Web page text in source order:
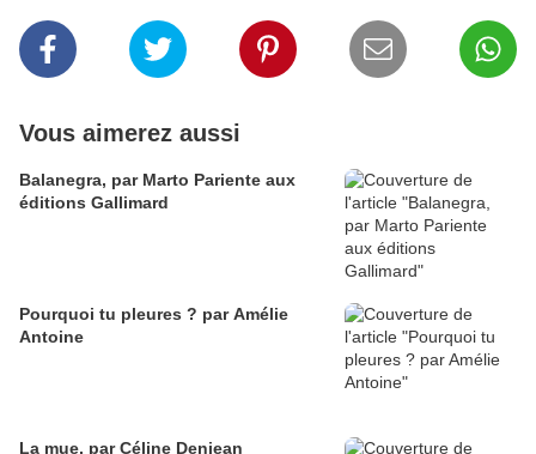
Vous aimerez aussi
Balanegra, par Marto Pariente aux
éditions Gallimard
Pourquoi tu pleures ? par Amélie
Antoine
La mue, par Céline Denjean